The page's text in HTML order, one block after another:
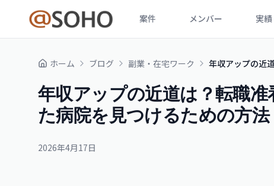
案件 メンバー 実績
ホーム ブログ 副業・在宅ワーク 年収アップの近
年収アップの近道は？転職
た病院を見つけるための方法
2026年4月17日